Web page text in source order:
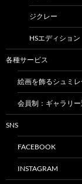
ジクレー
HSエディション
各種サービス
絵画を飾るシュミ
会員制：ギャラリ
SNS
FACEBOOK
INSTAGRAM